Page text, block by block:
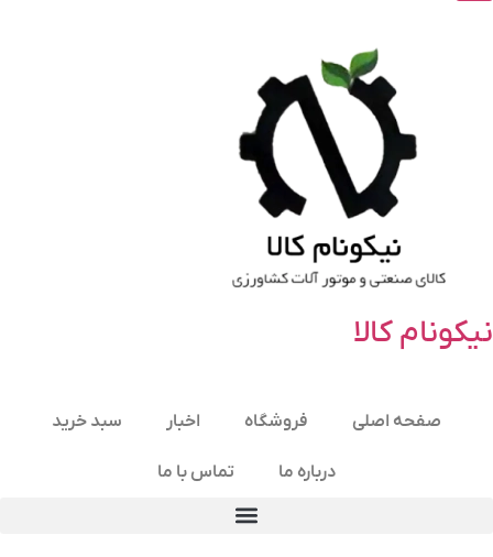
نیکونام کالا
صفحه اصلی فروشگاه اخبار سبد خرید
درباره ما تماس با ما